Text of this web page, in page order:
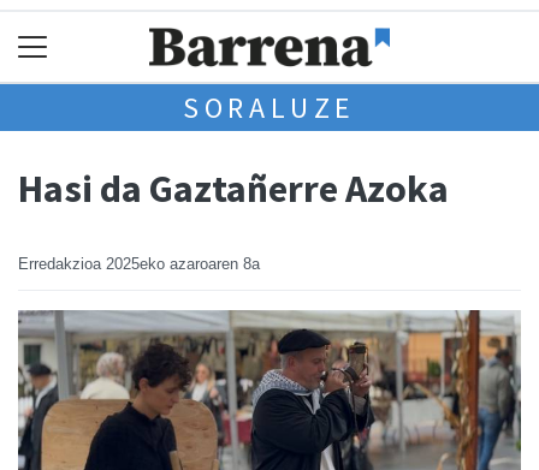
SORALUZE
Hasi da Gaztañerre Azoka
Erredakzioa 2025eko azaroaren 8a